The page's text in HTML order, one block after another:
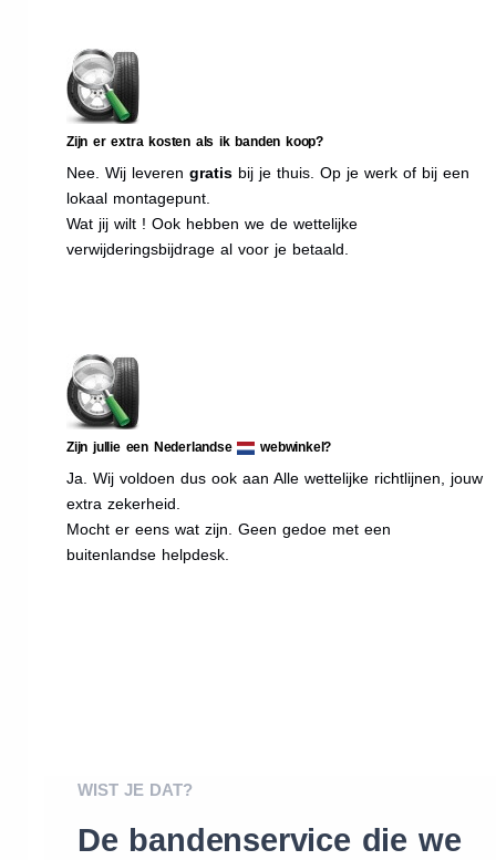
Zijn er extra kosten als ik banden koop?
Nee. Wij leveren gratis bij je thuis. Op je werk of bij een
lokaal montagepunt.
Wat jij wilt ! Ook hebben we de wettelijke
verwijderingsbijdrage al voor je betaald.
Zijn jullie een Nederlandse webwinkel?
Ja. Wij voldoen dus ook aan Alle wettelijke richtlijnen, jouw
extra zekerheid.
Mocht er eens wat zijn. Geen gedoe met een
buitenlandse helpdesk.
WIST JE DAT?
De bandenservice die we